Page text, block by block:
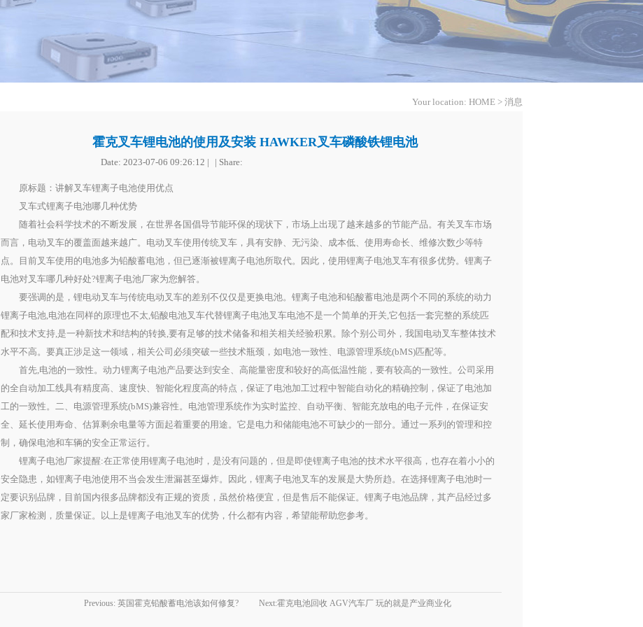
Your location: HOME > 消息
霍克叉车锂电池的使用及安装 HAWKER叉车磷酸铁锂电池
Date: 2023-07-06 09:26:12
原标题：讲解叉车锂离子电池使用优点
叉车式锂离子电池哪几种优势
随着社会科学技术的不断发展，在世界各国倡导节能环保的现状下，市场上出现了越来越多的节能产品。有关叉车市场
而言，电动叉车的覆盖面越来越广。电动叉车使用传统叉车，具有安静、无污染、成本低、使用寿命长、维修次数少等特
点。目前叉车使用的电池多为铅酸蓄电池，但已逐渐被锂离子电池所取代。因此，使用锂离子电池叉车有很多优势。锂离子
电池对叉车哪几种好处?锂离子电池厂家为您解答。
要强调的是，锂电动叉车与传统电动叉车的差别不仅仅是更换电池。锂离子电池和铅酸蓄电池是两个不同的系统的动力
锂离子电池,电池在同样的原理也不太,铅酸电池叉车代替锂离子电池叉车电池不是一个简单的开关,它包括一套完整的系统匹
配和技术支持,是一种新技术和结构的转换,要有足够的技术储备和相关相关经验积累。除个别公司外，我国电动叉车整体技术
水平不高。要真正涉足这一领域，相关公司必须突破一些技术瓶颈，如电池一致性、电源管理系统(bMS)匹配等。
首先,电池的一致性。动力锂离子电池产品要达到安全、高能量密度和较好的高低温性能，要有较高的一致性。公司采用
的全自动加工线具有精度高、速度快、智能化程度高的特点，保证了电池加工过程中智能自动化的精确控制，保证了电池加
工的一致性。二、电源管理系统(bMS)兼容性。电池管理系统作为实时监控、自动平衡、智能充放电的电子元件，在保证安
全、延长使用寿命、估算剩余电量等方面起着重要的用途。它是电力和储能电池不可缺少的一部分。通过一系列的管理和控
制，确保电池和车辆的安全正常运行。
锂离子电池厂家提醒:在正常使用锂离子电池时，是没有问题的，但是即使锂离子电池的技术水平很高，也存在着小小的
安全隐患，如锂离子电池使用不当会发生泄漏甚至爆炸。因此，锂离子电池叉车的发展是大势所趋。在选择锂离子电池时一
定要识别品牌，目前国内很多品牌都没有正规的资质，虽然价格便宜，但是售后不能保证。锂离子电池品牌，其产品经过多
家厂家检测，质量保证。以上是锂离子电池叉车的优势，什么都有内容，希望能帮助您参考。
Previous:英国霍克铅酸蓄电池该如何修复? Next:霍克电池回收 AGV汽车厂 玩的就是产业商业化